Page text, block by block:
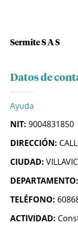
Sermite S A S
Datos de
Ayuda
NIT: 9004831850
DIRECCIÓN:
CIUDAD:
DEPARTAMENTO:
TELÉFONO:
ACTIVIDAD: